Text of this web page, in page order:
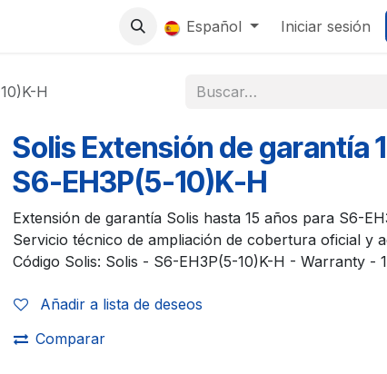
0 Español Iniciar sesión
H
Solis Extensión de garantía
S6-EH3P(5-10)K-H
Extensión de garantía Solis hasta 15 años para S6-
Servicio técnico de ampliación de cobertura oficial y
Código Solis: Solis - S6-EH3P(5-10)K-H - Warranty -
Añadir a lista de deseos
Comparar